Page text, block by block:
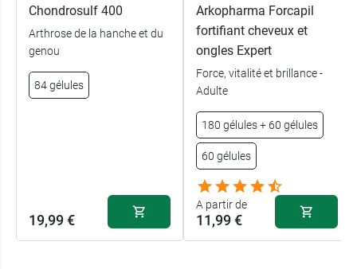
Chondrosulf 400
Arthrose de la hanche et du
genou
84 gélules
19,99 €
Arkopharma Forcapil
fortifiant cheveux et
ongles Expert
Force, vitalité et brillance -
Adulte
180 gélules + 60 gélules
60 gélules
A partir de
11,99 €